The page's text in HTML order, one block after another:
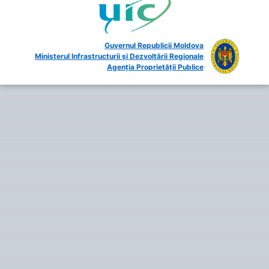
Guvernul Republicii Moldova
Ministerul Infrastructurii și Dezvoltării Regionale
Agenția Proprietății Publice